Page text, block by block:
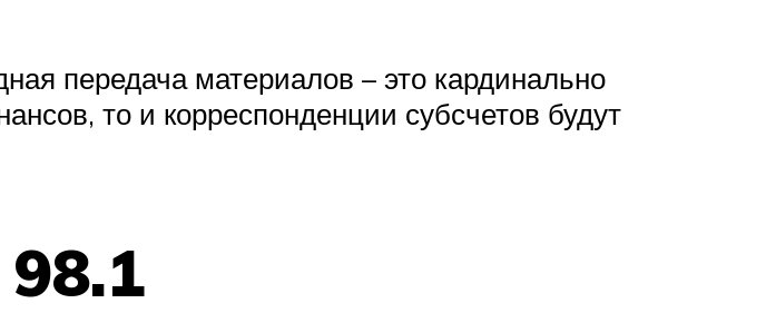
передача материалов – это кардинально
то и корреспонденции субсчетов будут